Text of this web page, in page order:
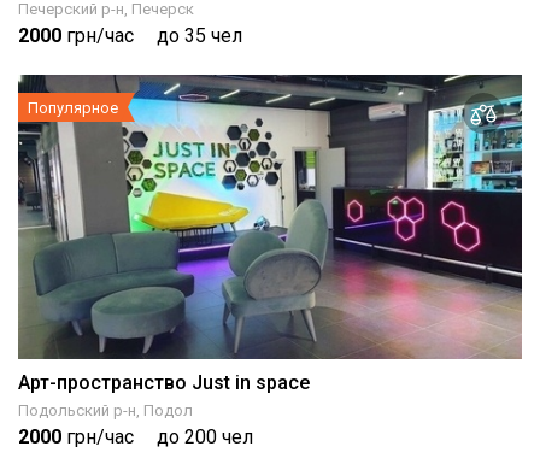
Печерский р-н, Печерск
2000 грн/час до 35 чел
Популярное
Арт-пространство Just in space
Подольский р-н, Подол
2000 грн/час до 200 чел